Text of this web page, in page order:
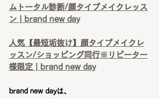
ムトータル診断/顔タイプメイクレッス
ン | brand new day
人気【最短垢抜け】顔タイプメイクレ
ッスン/ショッピング同行※リピーター
様限定 | brand new day
brand new dayは、